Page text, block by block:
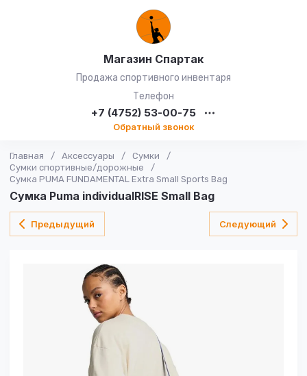
Магазин Спартак
Продажа спортивного инвентаря
Телефон
+7 (4752) 53-00-75
Обратный звонок
Главная / Аксессуары / Сумки
/
Сумки спортивные/дорожные
/
Сумка PUMA FUNDAMENTAL Extra Small Sports Bag
Сумка Puma individualRISE Small Bag
Предыдущий Следующий